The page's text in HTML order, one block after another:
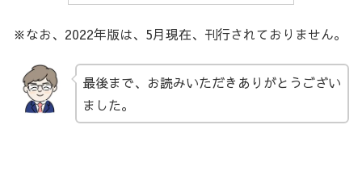
※なお、2022年版は、5月現在、刊行されておりません。
最後まで、お読みいただきありがとうござい
ました。